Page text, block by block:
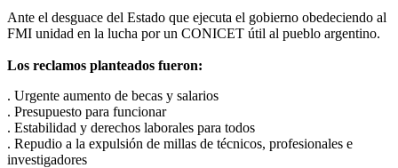
Ante el desguace del Estado que ejecuta el gobierno obedeciendo al
FMI unidad en la lucha por un CONICET útil al pueblo argentino.
Los reclamos planteados fueron:
. Urgente aumento de becas y salarios
. Presupuesto para funcionar
. Estabilidad y derechos laborales para todos
. Repudio a la expulsión de millas de técnicos, profesionales e
investigadores